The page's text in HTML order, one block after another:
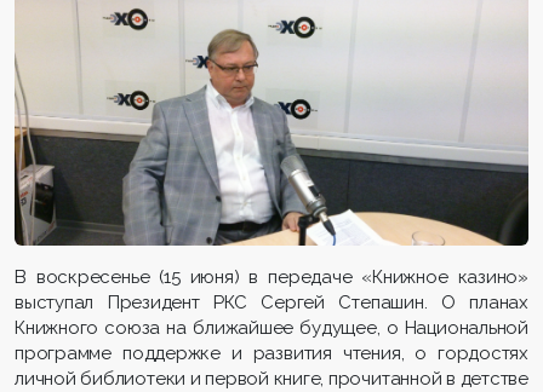
В воскресенье (15 июня) в передаче «Книжное казино»
выступал Президент РКС Сергей Степашин. О планах
Книжного союза на ближайшее будущее, о Национальной
программе поддержке и развития чтения, о гордостях
личной библиотеки и первой книге, прочитанной в детстве